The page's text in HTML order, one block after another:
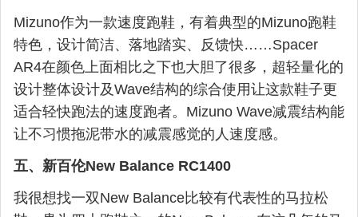
Mizuno作为一款速度跑鞋，有着典型的Mizuno跑鞋
特色，设计简洁、落地踏实、反馈快……Spacer
AR4在颜色上面相比之下也大胆了很多，超轻量化的
设计整体设计及Wave结构的综合使用让这款鞋子更
适合轻快跑法的速度跑者。Mizuno Wave减震结构能
让不习惯拖泥带水的减震感觉的人速度感。
五、新百伦New Balance RC1400
我很想找一双New Balance比较有代表性的马拉松